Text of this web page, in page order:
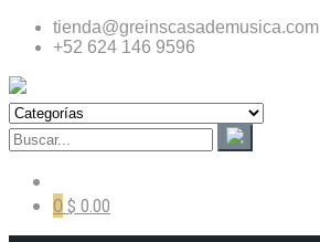
tienda@greinscasademusica.com
+52 624 146 9596
0 $ 0.00